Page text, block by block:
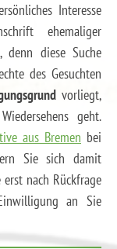
Interesse
ehemaliger
denn diese Suche
des Gesuchten
vorliegt,
geht.
aus Bremen bei
Sie sich damit
nach Rückfrage
an Sie